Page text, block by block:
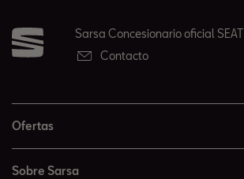
Sarsa Concesionario oficial SEAT
Contacto
Ofertas
Sobre Sarsa